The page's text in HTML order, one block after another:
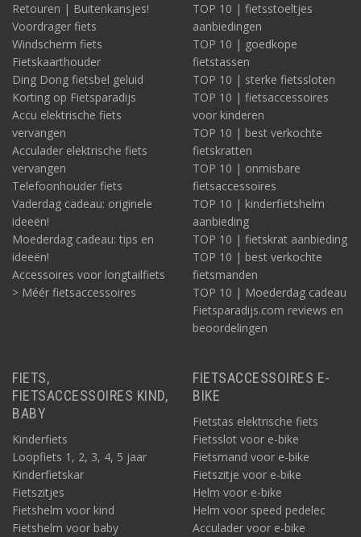
Retouren | Buitenkansjes!
Voordrager fiets
Windscherm fiets
Fietskaarthouder
Ding Dong fietsbel geluid
Korting op Fietsparadijs
Accu elektrische fiets
vervangen
Acculader elektrische fiets
vervangen
Telefoonhouder fiets
Vaderdag cadeau: originele
ideeën!
Moederdag cadeau: tips en
ideeën!
Accessoires voor longtailfiets
> Méér fietsaccessoires
TOP 10 | fietsstoeltjes
aanbiedingen
TOP 10 | goedkope
fietstassen
TOP 10 | sterke fietssloten
TOP 10 | fietsaccessoires
voor kinderen
TOP 10 | best verkochte
fietskratten
TOP 10 | onmisbare
fietsaccessoires
TOP 10 | kinderfietshelm
aanbieding
TOP 10 | fietskrat aanbieding
TOP 10 | best verkochte
fietsmanden
TOP 10 | Moederdag cadeau
Fietsparadijs.com reviews en
beoordelingen
FIETS,
FIETSACCESSOIRES KIND,
BABY
Kinderfiets
Loopfiets 1, 2, 3, 4, 5 jaar
Kinderfietskar
Fietszitjes
Fietshelm voor kind
Fietshelm voor baby
FIETSACCESSOIRES E-
BIKE
Fietstas elektrische fiets
Fietsslot voor e-bike
Fietsmand voor e-bike
Fietszitje voor e-bike
Helm voor e-bike
Helm voor speed pedelec
Acculader voor e-bike